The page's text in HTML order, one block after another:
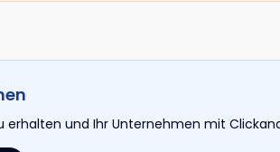
erhalten und Ihr Unternehmen mit